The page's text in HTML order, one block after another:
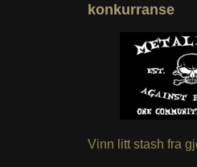
konkurranse
Vinn litt stash fra